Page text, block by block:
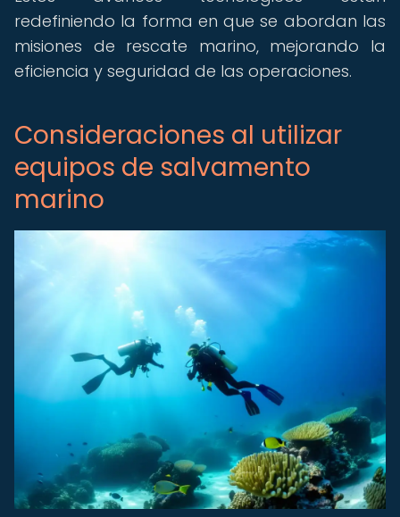
redefiniendo la forma en que se abordan las
misiones de rescate marino, mejorando la
eficiencia y seguridad de las operaciones.
Consideraciones al utilizar
equipos de salvamento
marino